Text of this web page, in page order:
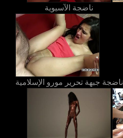
ناضجة الآسيوية
ناضجة جبهة تحرير مورو الإسلامية